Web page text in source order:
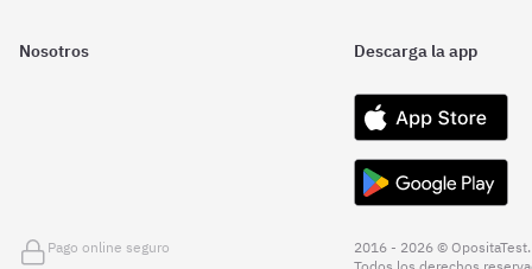
Nosotros Descarga la app
Pago online seguro
2016 - 2026 © OpositaTest.